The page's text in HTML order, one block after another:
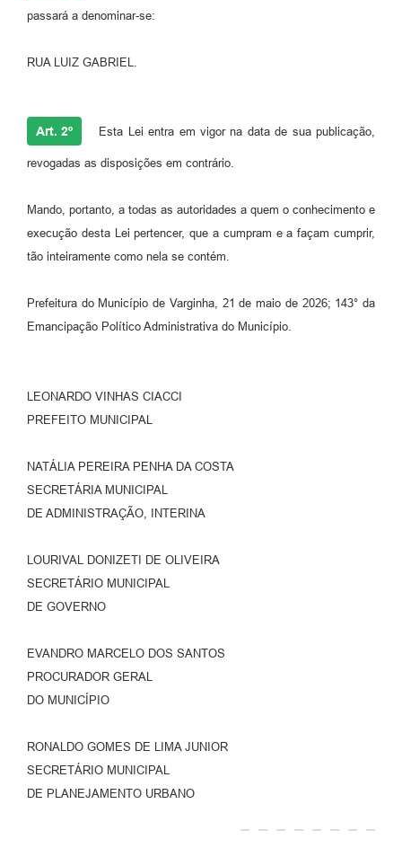
passará a denominar-se:
RUA LUIZ GABRIEL.
Art. 2º Esta Lei entra em vigor na data de sua publicação,
revogadas as disposições em contrário.
Mando, portanto, a todas as autoridades a quem o conhecimento e
execução desta Lei pertencer, que a cumpram e a façam cumprir,
tão inteiramente como nela se contém.
Prefeitura do Município de Varginha, 21 de maio de 2026; 143° da
Emancipação Político Administrativa do Município.
LEONARDO VINHAS CIACCI
PREFEITO MUNICIPAL
NATÁLIA PEREIRA PENHA DA COSTA
SECRETÁRIA MUNICIPAL
DE ADMINISTRAÇÃO, INTERINA
LOURIVAL DONIZETI DE OLIVEIRA
SECRETÁRIO MUNICIPAL
DE GOVERNO
EVANDRO MARCELO DOS SANTOS
PROCURADOR GERAL
DO MUNICÍPIO
RONALDO GOMES DE LIMA JUNIOR
SECRETÁRIO MUNICIPAL
DE PLANEJAMENTO URBANO